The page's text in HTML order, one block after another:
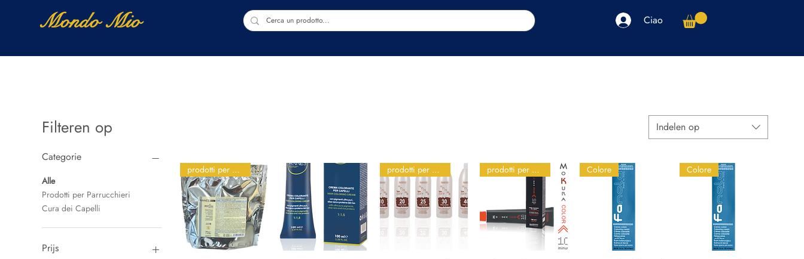
Mondo Mio Ciao
Filteren op
Categorie
Alle
Prodotti per Parrucchieri
Cura dei Capelli
Prijs
Indelen op
prodotti per parrucchieri prodotti per parrucchieri prodotti per parrucchieri Colore Colore